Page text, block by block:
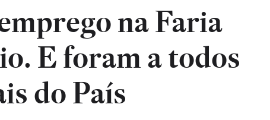
na Faria
E foram a todos
do País